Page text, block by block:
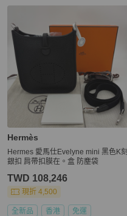
Hermès
Hermes 愛馬仕Evelyne mini 黑色K刻
銀扣 肩帶扣膜在。盒 防塵袋
TWD 108,246
現折 4,500
全新品 香港 免運